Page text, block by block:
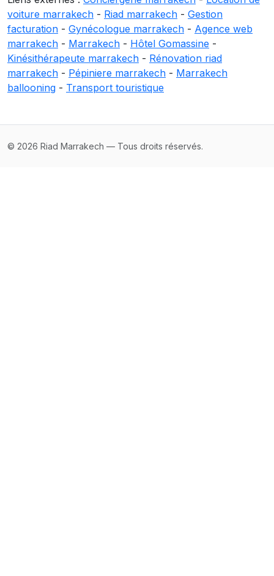
voiture marrakech - Riad marrakech - Gestion
facturation - Gynécologue marrakech - Agence web
marrakech - Marrakech - Hôtel Gomassine -
Kinésithérapeute marrakech - Rénovation riad
marrakech - Pépiniere marrakech - Marrakech
ballooning - Transport touristique
© 2026 Riad Marrakech — Tous droits réservés.